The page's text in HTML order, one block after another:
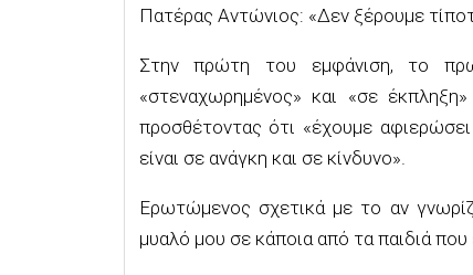
Πατέρας Αντώνιος: «Δεν ξέρουμε
Στην πρώτη του εμφάνιση, το
«στεναχωρημένος» και «σε
προσθέτοντας ότι «έχουμε
είναι σε ανάγκη και σε κίνδυνο».
Ερωτώμενος σχετικά με το αν
μυαλό μου σε κάποια από τα παιδιά